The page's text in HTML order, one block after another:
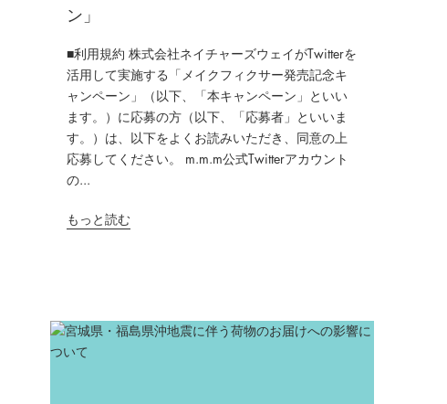
ン」
■利用規約 株式会社ネイチャーズウェイがTwitterを
活用して実施する「メイクフィクサー発売記念キ
ャンペーン」（以下、「本キャンペーン」といい
ます。）に応募の方（以下、「応募者」といいま
す。）は、以下をよくお読みいただき、同意の上
応募してください。 m.m.m公式Twitterアカウント
の...
もっと読む